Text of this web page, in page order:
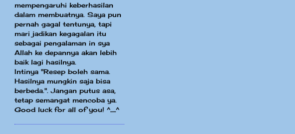
mempengaruhi keberhasilan
dalam membuatnya. Saya pun
pernah gagal tentunya, tapi
mari jadikan kegagalan itu
sebagai pengalaman in sya
Allah ke depannya akan lebih
baik lagi hasilnya.
Intinya "Resep boleh sama.
Hasilnya mungkin saja bisa
berbeda.". Jangan putus asa,
tetap semangat mencoba ya.
Good luck for all of you! ^_^